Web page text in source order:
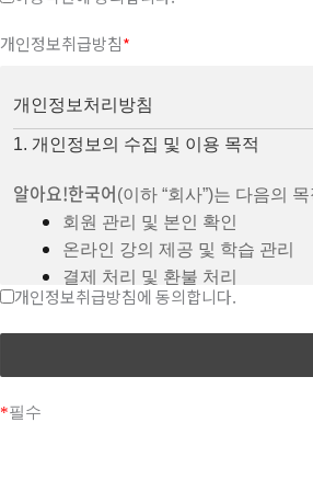
회사명: 알아요!한국어
사업자 소재지:
경기도 고양시 일산서구 경의로
(덕이동, 일산푸르지오더센트럴)
이메일:
연락처:
Tel: 010-7932-3793
제3조 (약관의 효력 및 변경)
본 약관은 서비스 화면에 게시
회사는 관련 법령을 위배하지
개인정보취급방침*
개인정보처리방침
1. 개인정보의 수집 및 이용 목적
알아요!한국어(이하 “회사”)는 다음의
회원 관리 및 본인 확인
온라인 강의 제공 및 학습 관리
결제 처리 및 환불 처리
고객 문의 및 상담 대응
회사는 서비스 제공을 위해 아래와 같
개인정보취급방침에 동의합니다.
*필수